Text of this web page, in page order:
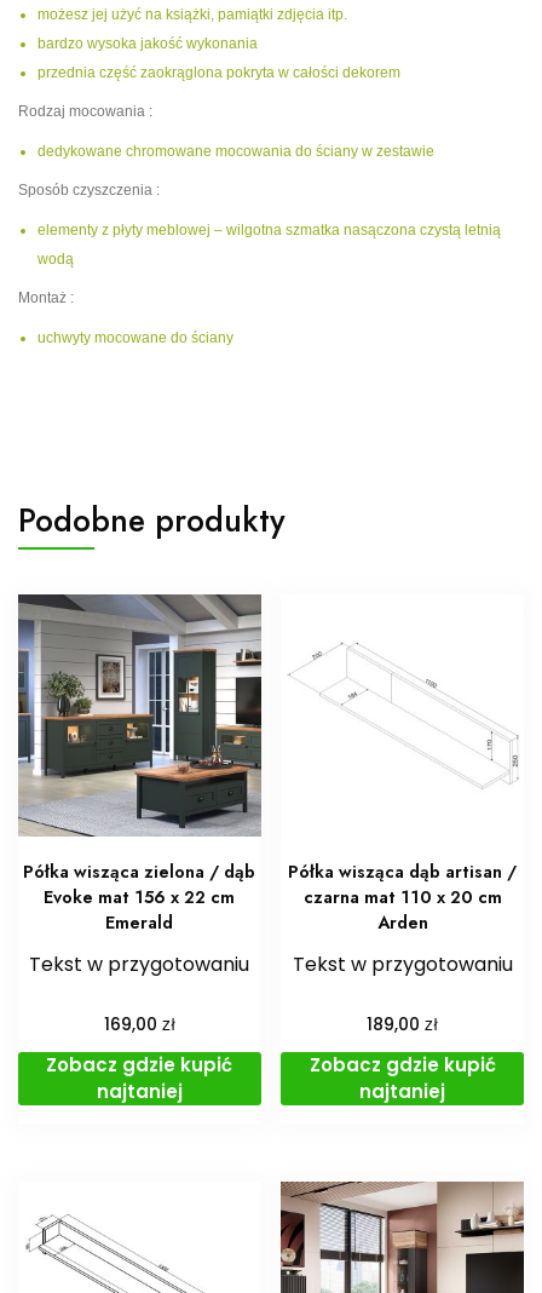
możesz jej użyć na książki, pamiątki zdjęcia itp.
bardzo wysoka jakość wykonania
przednia część zaokrąglona pokryta w całości dekorem
Rodzaj mocowania :
dedykowane chromowane mocowania do ściany w zestawie
Sposób czyszczenia :
elementy z płyty meblowej – wilgotna szmatka nasączona czystą letnią
wodą
Montaż :
uchwyty mocowane do ściany
Podobne produkty
Półka wisząca zielona / dąb
Evoke mat 156 x 22 cm
Emerald
Tekst w przygotowaniu
169,00 zł
Zobacz gdzie kupić
najtaniej
Półka wisząca dąb artisan /
czarna mat 110 x 20 cm
Arden
Tekst w przygotowaniu
189,00zł
Zobacz gdzie kupić
najtaniej